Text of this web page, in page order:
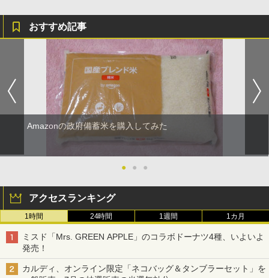
おすすめ記事
Amazonの政府備蓄米を購入してみた
● ● ●
アクセスランキング
1時間 24時間 1週間 1カ月
ミスド「Mrs. GREEN APPLE」のコラボドーナツ4種、いよいよ
発売！
カルディ、オンライン限定「ネコバッグ＆タンブラーセット」を